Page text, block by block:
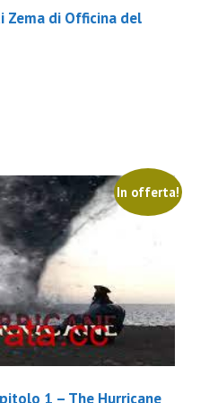
Zema di Officina del
In offerta!
1 – The Hurricane